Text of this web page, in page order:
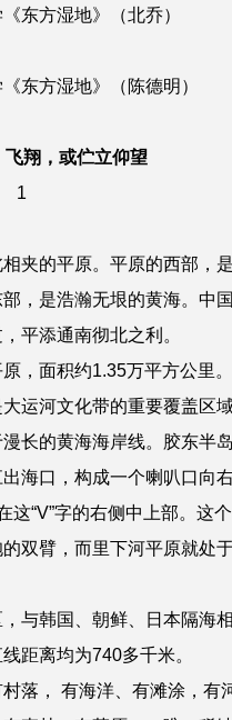
东方湿地》
（北乔）
东方湿地》
（ 陈德明 ）
飞翔，或伫立仰望
1
夹的平原。平原的西部，
，是浩瀚无垠的黄海。中
平添通南彻北之利。
，面积约1.35万平方公里
运河文化带的重要覆盖区
长的黄海海岸线。胶东半
海口，构成一个喇叭口向
这“V”字的右侧中上部。这
双臂，而里下河平原就处
与韩国、朝鲜、日本隔海
距离均为740多千米。
落， 有海洋、有滩涂，有